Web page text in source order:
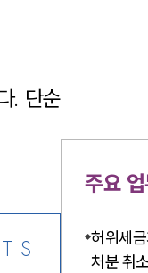
. 단순
주요
허위세
처분 취소